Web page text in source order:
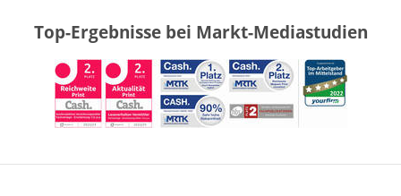
Top-Ergebnisse bei Markt-Mediastudien